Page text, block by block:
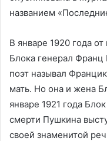
названием
В январе 1920 года
Блока генерал Франц
поэт называл
мать. Но она и жена
январе 1921 года
смерти Пушкина
своей знаменитой